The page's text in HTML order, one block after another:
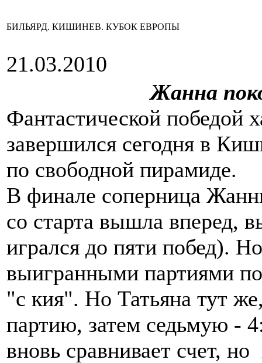
БИЛЬЯРД. КИШИНЕВ. КУБОК ЕВРОПЫ
21.03.2010
Жанна
Фантастической
завершился сегодня в
по свободной пирамиде.
В финале соперница
со старта вышла вперед,
игрался до пяти побед).
выигранными партиями
"с кия". Но Татьяна тут
партию, затем седьмую -
вновь сравнивает счет,